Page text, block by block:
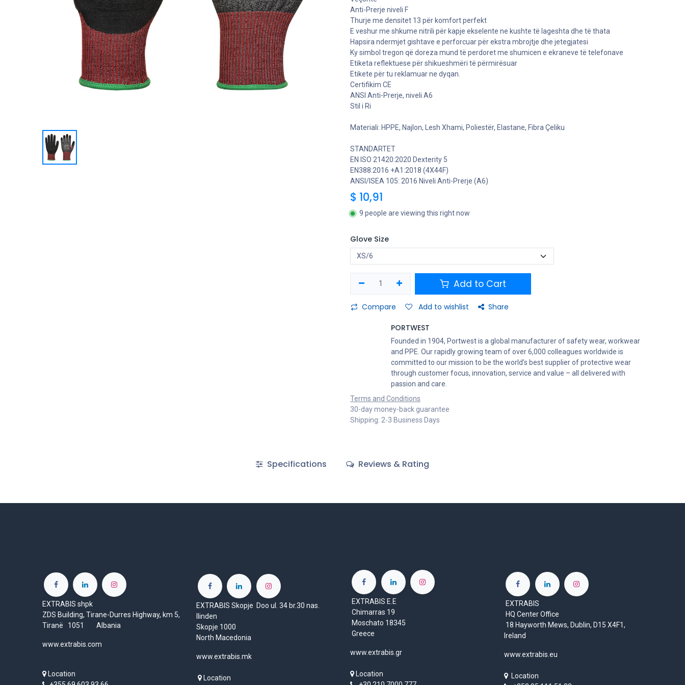
Anti-Prerje niveli F
Thurje me densitet 13 për komfort perfekt
E veshur me shkume nitrili për kapje ekselente ne kushte të lageshta dhe të thata
Hapsira ndermjet gishtave e perforcuar për ekstra mbrojtje dhe jetegjatesi
Ky simbol tregon që doreza mund të perdoret me shumicen e ekraneve të telefonave
Etiketa reflektuese për shikueshmëri të përmirësuar
Etikete për tu reklamuar ne dyqan.
Certifikim CE
ANSI Anti-Prerje, niveli A6
Stil i Ri
Materiali: HPPE, Najlon, Lesh Xhami, Poliestër, Elastane, Fibra Çeliku
STANDARTET
EN ISO 21420:2020 Dexterity 5
EN388:2016 +A1:2018 (4X44F)
ANSI/ISEA 105: 2016 Niveli Anti-Prerje (A6)
$ 10,91
9 people are viewing this right now
Glove Size
Add to Cart
Compare Add to wishlist Share
PORTWEST
Founded in 1904, Portwest is a global manufacturer of safety wear, workwear
and PPE. Our rapidly growing team of over 6,000 colleagues worldwide is
committed to our mission to be the world’s best supplier of protective wear
through customer focus, innovation, service and value – all delivered with
passion and care.
Terms and Conditions
30-day money-back guarantee
Shipping: 2-3 Business Days
Specifications Reviews & Rating
EXTRABIS shpk
ZDS Building, Tirane-Durres Highway, km 5,
Tiranë 1051 Albania
www.extrabis.com
Location
EXTRABIS Skopje Doo ul. 34 br.30 nas.
Ilinden
Skopje 1000
North Macedonia
www.extrabis.mk
Location
EXTRABIS E.E
Chimarras 19
Moschato 18345
Greece
www.extrabis.gr
Location
EXTRABIS
HQ Center Office
18 Hayworth Mews, Dublin, D15 X4F1,
Ireland
www.extrabis.eu
Location